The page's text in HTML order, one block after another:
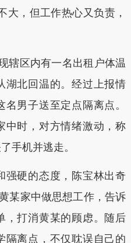
大，但工作热心又负责，
区内有一名出租户体温
湖北回温的。经过上报情
男子送至定点隔离点。
中时，对方情绪激动，称
手机并逃走。
硬的态度，陈宝林出奇
某家中做思想工作，告诉
，打消黄某的顾虑。随后
隔离点，不仅耽误自己的